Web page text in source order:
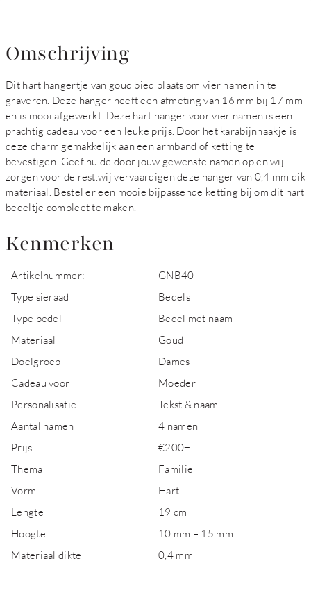
Omschrijving
Dit hart hangertje van goud bied plaats om vier namen in te
graveren. Deze hanger heeft een afmeting van 16 mm bij 17 mm
en is mooi afgewerkt. Deze hart hanger voor vier namen is een
prachtig cadeau voor een leuke prijs. Door het karabijnhaakje is
deze charm gemakkelijk aan een armband of ketting te
bevestigen. Geef nu de door jouw gewenste namen op en wij
zorgen voor de rest.wij vervaardigen deze hanger van 0,4 mm dik
materiaal. Bestel er een mooie bijpassende ketting bij om dit hart
bedeltje compleet te maken.
Kenmerken
Artikelnummer:
GNB40
Type sieraad
Bedels
Type bedel
Bedel met naam
Materiaal
Goud
Doelgroep
Dames
Cadeau voor
Moeder
Personalisatie
Tekst & naam
Aantal namen
4 namen
Prijs
€200+
Thema
Familie
Vorm
Hart
Lengte
19 cm
Hoogte
10 mm – 15 mm
Materiaal dikte
0,4 mm